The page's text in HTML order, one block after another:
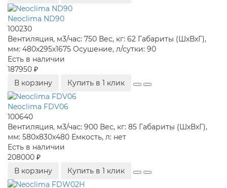
Neoclima ND90
100230
Вентиляция, м3/час: 750 Вес, кг: 62 Габариты (ШхВхГ),
мм: 480х295х1675 Осушение, л/сутки: 90
Есть в наличии
187950 ₽
В корзину
Купить в 1 клик
Neoclima FDV06
100640
Вентиляция, м3/час: 900 Вес, кг: 85 Габариты (ШхВхГ),
мм: 580x830x480 Емкость, л: нет
Есть в наличии
208000 ₽
В корзину
Купить в 1 клик